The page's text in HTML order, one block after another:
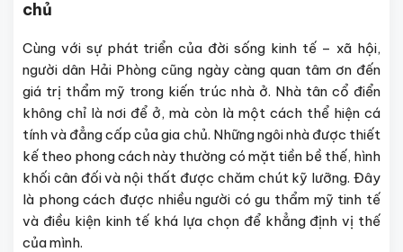
chủ
Cùng với sự phát triển của đời sống kinh tế – xã hội,
người dân Hải Phòng cũng ngày càng quan tâm ơn đến
giá trị thẩm mỹ trong kiến trúc nhà ở. Nhà tân cổ điển
không chỉ là nơi để ở, mà còn là một cách thể hiện cá
tính và đẳng cấp của gia chủ. Những ngôi nhà được thiết
kế theo phong cách này thường có mặt tiền bề thế, hình
khối cân đối và nội thất được chăm chút kỹ lưỡng. Đây
là phong cách được nhiều người có gu thẩm mỹ tinh tế
và điều kiện kinh tế khá lựa chọn để khẳng định vị thế
của mình.